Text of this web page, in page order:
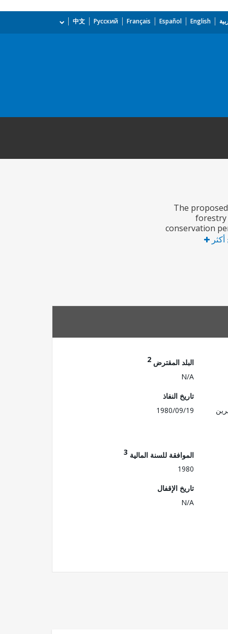
English
Español
Français
Русский
中文
The
forestry
conservation
أكثر
البلد المقترض 2
N/A
تاريخ النفاذ
1980/09/19
الموافقة للسنة المالية 3
1980
تاريخ الإقفال
N/A